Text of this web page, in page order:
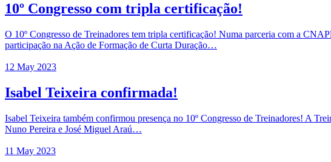
10º Congresso com tripla certificação!
O 10º Congresso de Treinadores tem tripla certificação! Numa parceria com a
participação na Ação de Formação de Curta Duração…
12 May 2023
Isabel Teixeira confirmada!
Isabel Teixeira também confirmou presença no 10º Congresso de Treinadores! A
Nuno Pereira e José Miguel Araú…
11 May 2023